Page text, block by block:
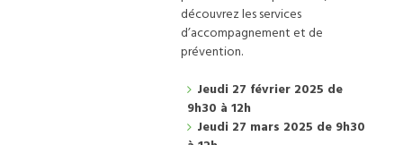
découvrez les services
d’accompagnement et de
prévention.
Jeudi 27 février 2025 de
9h30 à 12h
Jeudi 27 mars 2025 de 9h30